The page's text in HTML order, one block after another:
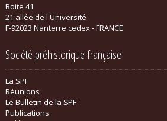
Boite 41
21 allée de l'Université
F-92023 Nanterre cedex - FRANCE
Société préhistorique française
La SPF
Réunions
Le Bulletin de la SPF
Publications